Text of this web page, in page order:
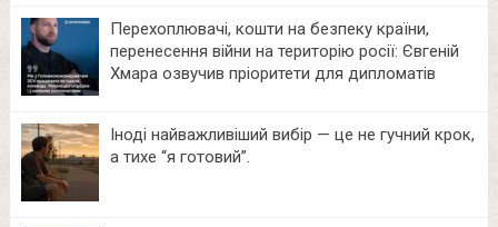
Перехоплювачі, кошти на безпеку країни,
перенесення війни на територію росії: Євгеній
Хмара озвучив пріоритети для дипломатів
Іноді найважливіший вибір — це не гучний крок,
а тихе “я готовий”.